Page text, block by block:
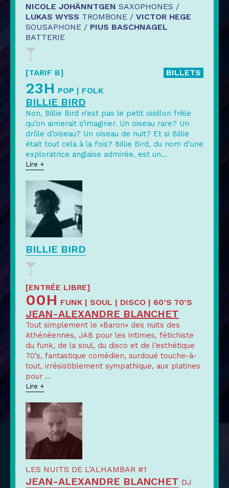
NICOLE JOHÄNNTGEN SAXOPHONES /
LUKAS WYSS TROMBONE / VICTOR HEGE
SOUSAPHONE / PIUS BASCHNAGEL
BATTERIE
[TARIF B] BILLETS
23H POP | FOLK
BILLIE BIRD
Non, Billie Bird n’est pas le petit oisillon frêle
qu’on aimerait s’imaginer. Un oiseau rare? Un
drôle d’oiseau? Un oiseau de nuit? Et si Billie
était tout cela à la fois? Billie Bird, du nom d’une
exploratrice anglaise admirée, est un...
Lire +
BILLIE BIRD
[ENTRÉE LIBRE]
00H FUNK | SOUL | DISCO | 60’S 70’S
JEAN-ALEXANDRE BLANCHET
Tout simplement le «Baron» des nuits des
Athénéennes, JAB pour les intimes, fétichiste
du funk, de la soul, du disco et de l’esthétique
70’s, fantastique comédien, surdoué touche-à-
tout, irrésistiblement sympathique, aux platines
pour ...
Lire +
LES NUITS DE L’ALHAMBAR #1
JEAN-ALEXANDRE BLANCHET DJ